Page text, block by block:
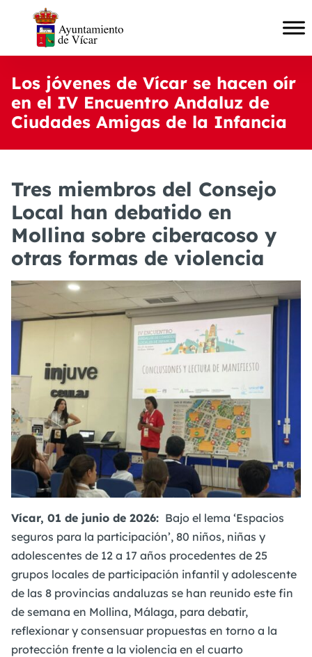
Los jóvenes de Vícar se hacen oír
en el IV Encuentro Andaluz de
Ciudades Amigas de la Infancia
Tres miembros del Consejo
Local han debatido en
Mollina sobre ciberacoso y
otras formas de violencia
Vícar, 01 de junio de 2026: Bajo el lema ‘Espacios
seguros para la participación’, 80 niños, niñas y
adolescentes de 12 a 17 años procedentes de 25
grupos locales de participación infantil y adolescente
de las 8 provincias andaluzas se han reunido este fin
de semana en Mollina, Málaga, para debatir,
reflexionar y consensuar propuestas en torno a la
protección frente a la violencia en el cuarto